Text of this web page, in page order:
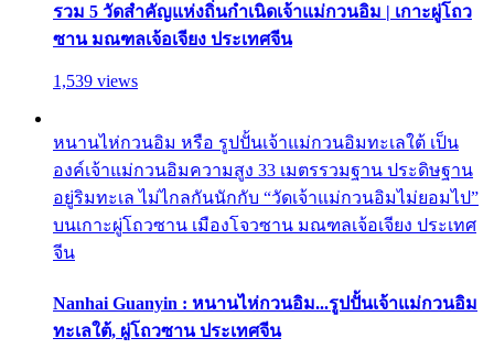
รวม 5 วัดสำคัญแห่งถิ่นกำเนิดเจ้าแม่กวนอิม | เกาะผู่โถว
ซาน มณฑลเจ้อเจียง ประเทศจีน
1,539 views
หนานไห่กวนอิม หรือ รูปปั้นเจ้าแม่กวนอิมทะเลใต้ เป็น
องค์เจ้าแม่กวนอิมความสูง 33 เมตรรวมฐาน ประดิษฐาน
อยู่ริมทะเล ไม่ไกลกันนักกับ “วัดเจ้าแม่กวนอิมไม่ยอมไป”
บนเกาะผู่โถวซาน เมืองโจวซาน มณฑลเจ้อเจียง ประเทศ
จีน
Nanhai Guanyin : หนานไห่กวนอิม...รูปปั้นเจ้าแม่กวนอิม
ทะเลใต้, ผู่โถวซาน ประเทศจีน